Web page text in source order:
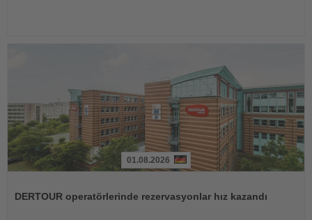
01.08.2026
DERTOUR operatörlerinde rezervasyonlar hız kazandı